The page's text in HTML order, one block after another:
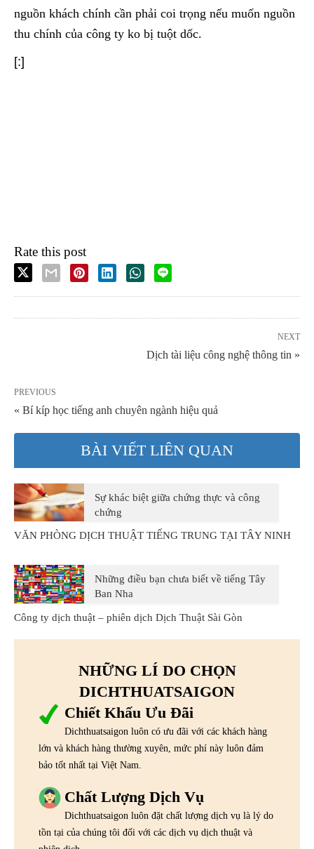
nguồn khách chính cần phải coi trọng nếu muốn nguồn
thu chính của công ty ko bị tuột dốc.
[:]
Rate this post
NEXT
Dịch tài liệu công nghệ thông tin »
PREVIOUS
« Bí kíp học tiếng anh chuyên ngành hiệu quả
BÀI VIẾT LIÊN QUAN
Sự khác biệt giữa chứng thực và công
chứng
VĂN PHÒNG DỊCH THUẬT TIẾNG TRUNG TẠI TÂY NINH
Những điều bạn chưa biết về tiếng Tây
Ban Nha
Công ty dịch thuật – phiên dịch Dịch Thuật Sài Gòn
NHỮNG LÍ DO CHỌN
DICHTHUATSAIGON
Chiết Khấu Ưu Đãi
Dichthuatsaigon luôn có ưu đãi với các khách hàng
lớn và khách hàng thường xuyên, mức phí này luôn đảm
bảo tốt nhất tại Việt Nam.
Chất Lượng Dịch Vụ
Dichthuatsaigon luôn đặt chất lượng dịch vụ là lý do
tồn tại của chúng tôi đối với các dịch vụ dịch thuật và